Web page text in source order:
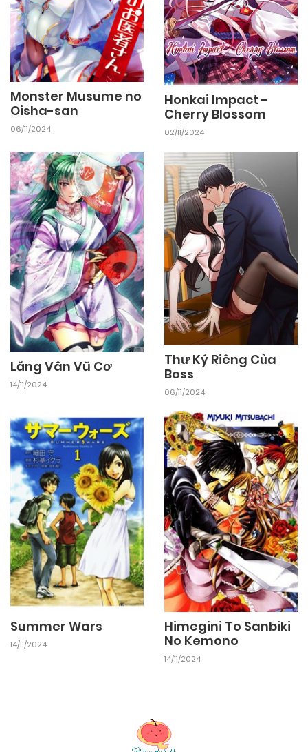
Monster Musume no
Oisha-san
06/11/2024
Honkai Impact -
Cherry Blossom
02/11/2024
Lăng Vân Vũ Cơ
14/11/2024
Thư Ký Riêng Của
Boss
06/11/2024
Summer Wars
14/11/2024
Himegini To Sanbiki
No Kemono
14/11/2024